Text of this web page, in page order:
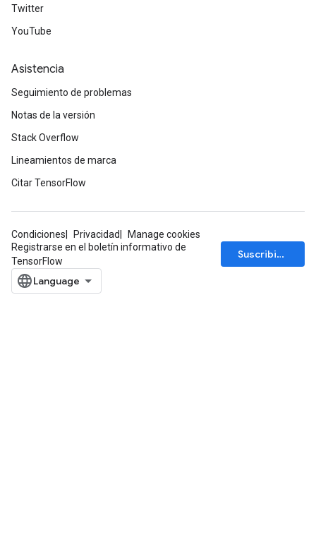
Twitter
YouTube
Asistencia
Seguimiento de problemas
Notas de la versión
Stack Overflow
Lineamientos de marca
Citar TensorFlow
Condiciones Privacidad
Manage cookies
Registrarse en el boletín informativo de
TensorFlow
Suscribirse